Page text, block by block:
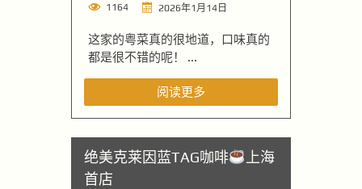
1164 2026年1月14日
这家的粤菜真的很地道，口味真的
都是很不错的呢！ ...
阅读更多
绝美克莱因蓝TAG咖啡
上海
首店